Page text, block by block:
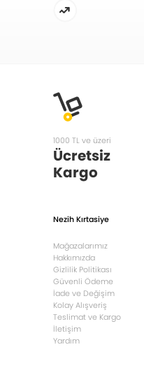
1000 TL ve üzeri
Ücretsiz
Kargo
Nezih Kırtasiye
Mağazalarımız
Hakkımızda
Gizlilik Politikası
Güvenli Ödeme
İade ve Değişim
Kolay Alışveriş
Teslimat ve Kargo
İletişim
Yardım